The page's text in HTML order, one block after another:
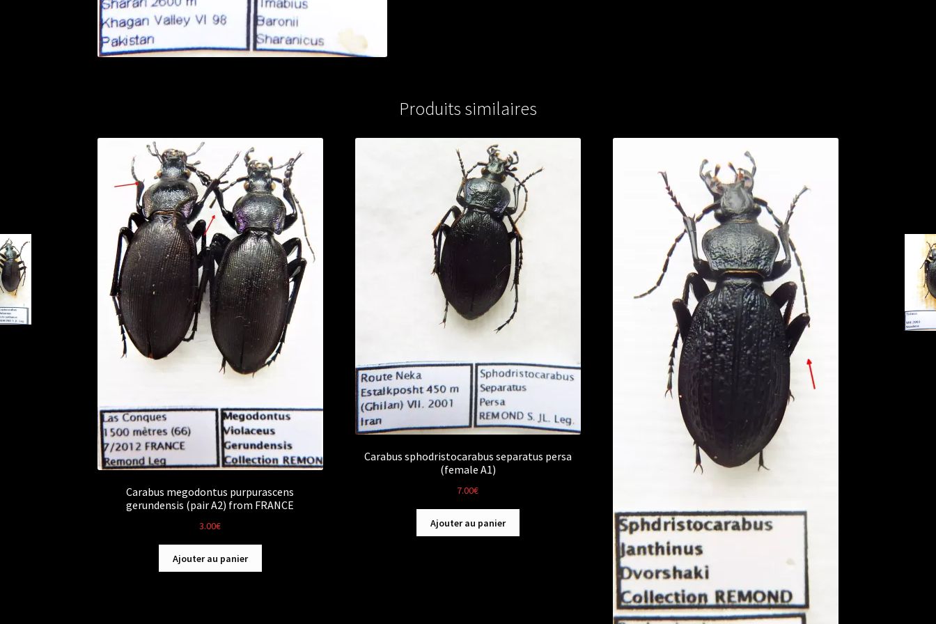
Produits similaires
Carabus megodontus purpurascens
gerundensis (pair A2) from FRANCE
3.00€
Ajouter au panier
Carabus sphodristocarabus separatus persa
(female A1)
7.00€
Ajouter au panier